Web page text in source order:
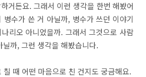
거든요. 그래서 이런 생각을 한번 해봤어
병수가 쓴 거 아닐까, 병수가 쓰던 이야기
나리오 아니었을까. 그래서 그것으로 사람
닐까,그런 생각을 해봤습니다.
칠 때 어떤 마음으로 친 건지도 궁금해요.